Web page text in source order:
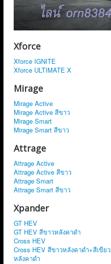
Xforce
Xforce IGNITE
Xforce ULTIMATE X
Mirage
Mirage Active
Mirage Active สีขาว
Mirage Smart
Mirage Smart สีขาว
Attrage
Attrage Active
Attrage Active สีขาว
Attrage Smart
Attrage Smart สีขาว
Xpander
GT HEV
GT HEV สีขาวหลังคาดำ
Cross HEV
Cross HEV สีขาวหลังคาดำ+สีเขียว
หลังคาดำ